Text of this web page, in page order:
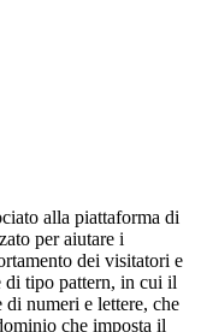
alla piattaforma di
per aiutare i
dei visitatori e
di tipo pattern, in cui il
di numeri e lettere, che
che imposta il